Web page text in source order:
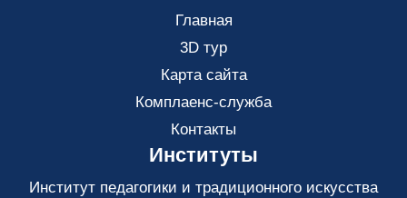
Главная
3D тур
Карта сайта
Комплаенс-служба
Контакты
Институты
Институт педагогики и традиционного искусства